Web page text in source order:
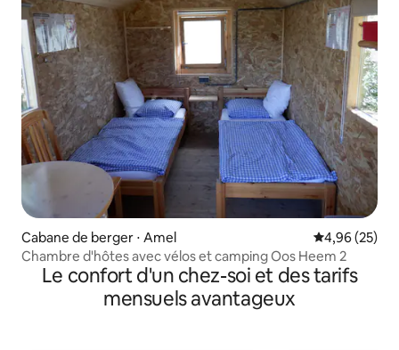
Cabane de berger ⋅ Amel Évaluation
4,96 (25)
Chambre d'hôtes avec vélos et camping Oos Heem 2
Le confort d'un chez-soi et des tarifs
mensuels avantageux